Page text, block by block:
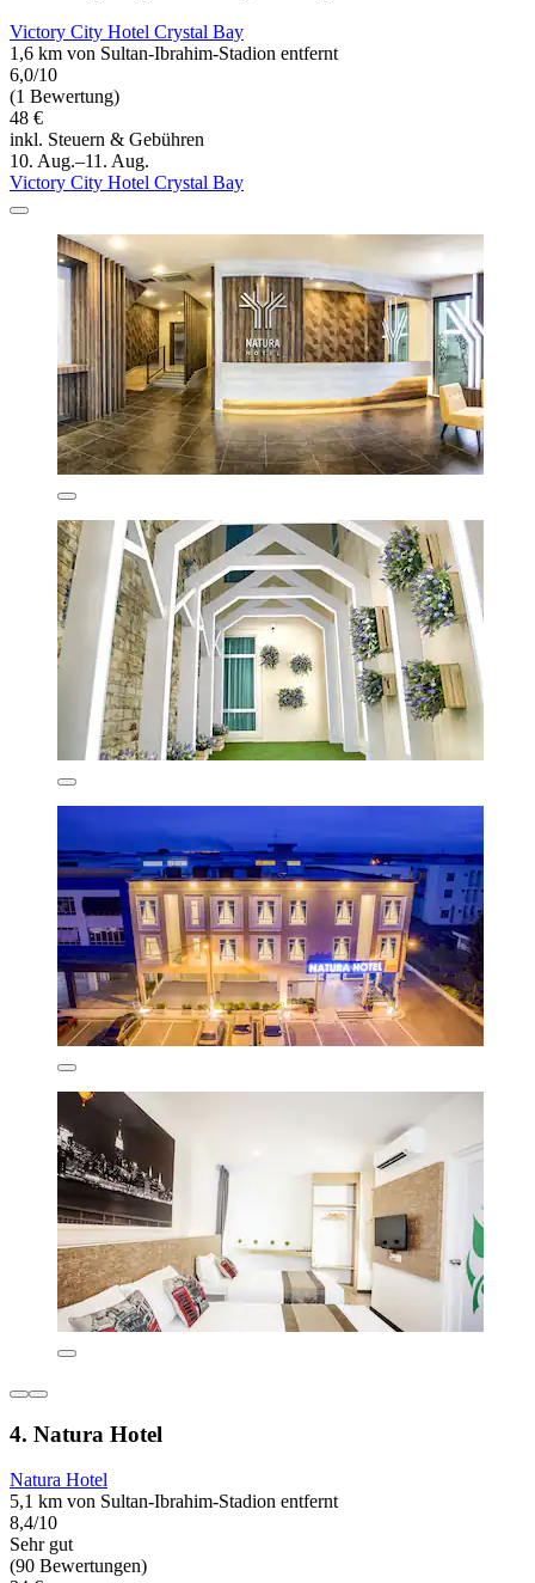
Victory City Hotel Crystal Bay
1,6 km von Sultan-Ibrahim-Stadion entfernt
6,0/10
(1 Bewertung)
48 €
inkl. Steuern & Gebühren
10. Aug.–11. Aug.
Victory City Hotel Crystal Bay
4. Natura Hotel
Natura Hotel
5,1 km von Sultan-Ibrahim-Stadion entfernt
8,4/10
Sehr gut
(90 Bewertungen)